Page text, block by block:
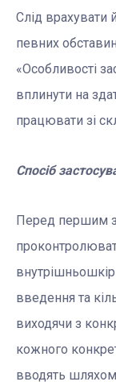
Слід врахувати
певних
«Особливості
вплинути на
працювати зі
Спосіб
Перед першим
введення та
виходячи з
кожного
вводять шляхом